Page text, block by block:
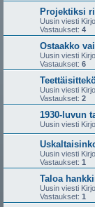
Projektiksi
Uusin viesti
Vastaukset: 4
Ostaakko
Uusin viesti
Vastaukset: 6
Uusin viesti
Vastaukset: 2
1930-luvun
Uusin viesti
Uusin viesti
Vastaukset: 1
Taloa
Uusin viesti
Vastaukset: 1